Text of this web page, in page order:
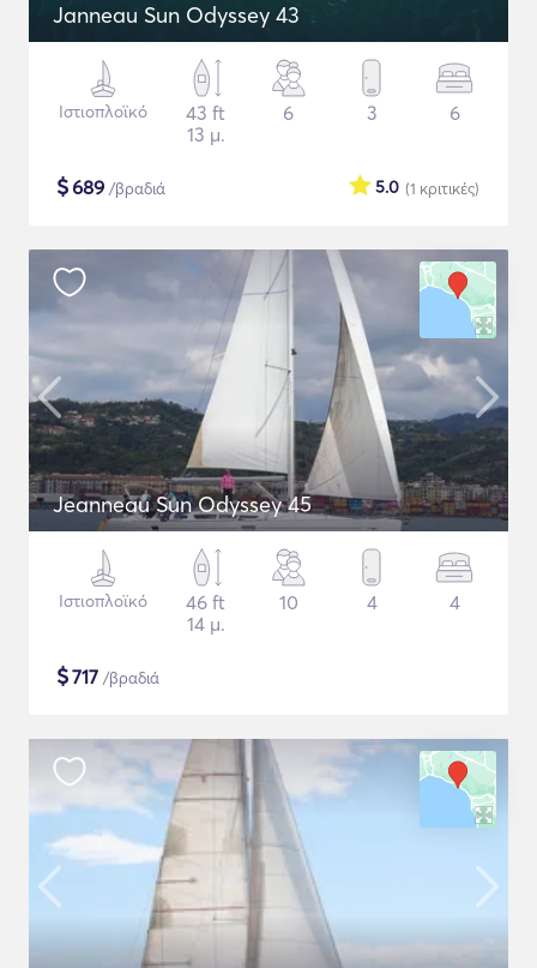
Janneau Sun Odyssey 43
Ιστιοπλοϊκό
43 ft
13 μ.
6 3 6
$689 /βραδιά (1 κριτικές)
5.0
Jeanneau Sun Odyssey 45
Ιστιοπλοϊκό
46 ft
14 μ.
10 4 4
$717 /βραδιά